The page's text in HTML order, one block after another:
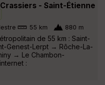
- Saint-Étienne
55 km 880 m
de 55 km : Saint-
Genest-Lerpt → Rôche-La-
→ Le Chambon-
: